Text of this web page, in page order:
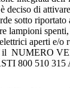
deciso di
sotto riportato
lampioni
aperti e/o
il NUMERO
800 510 315